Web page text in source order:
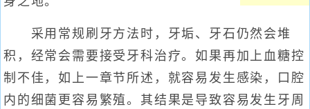
采用常规刷牙方法时，牙垢、牙石仍然会堆
积，经常会需要接受牙科治疗。如果再加上血糖控
制不佳，如上一章节所述，就容易发生感染，口腔
内的细菌更容易繁殖。其结果是导致容易发生牙周